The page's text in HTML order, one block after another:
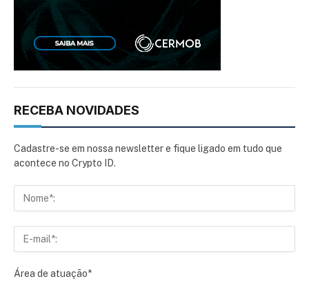
RECEBA NOVIDADES
Cadastre-se em nossa newsletter e fique ligado em tudo que
acontece no Crypto ID.
Área de atuação*